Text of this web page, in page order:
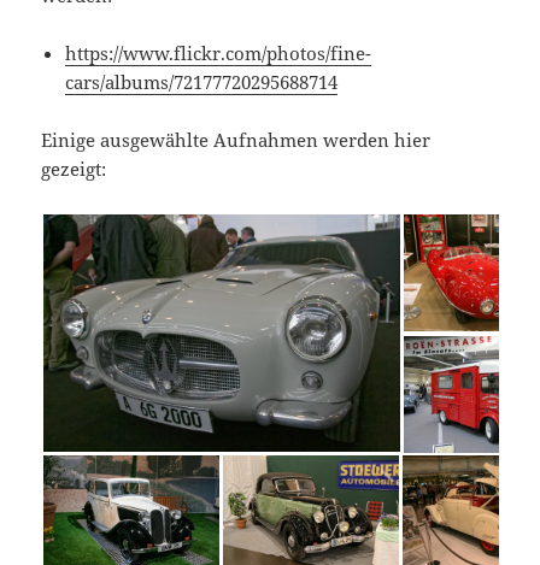
https://www.flickr.com/photos/fine-
cars/albums/72177720295688714
Einige ausgewählte Aufnahmen werden hier
gezeigt: